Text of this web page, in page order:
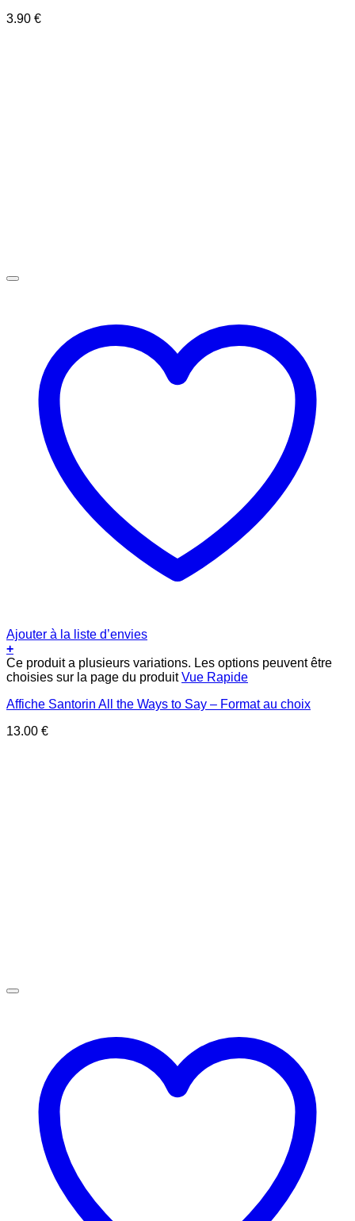
3.90 €
Ajouter à la liste d’envies
+
Ce produit a plusieurs variations. Les options peuvent être
choisies sur la page du produitVue Rapide
Affiche Santorin All the Ways to Say – Format au choix
13.00 €